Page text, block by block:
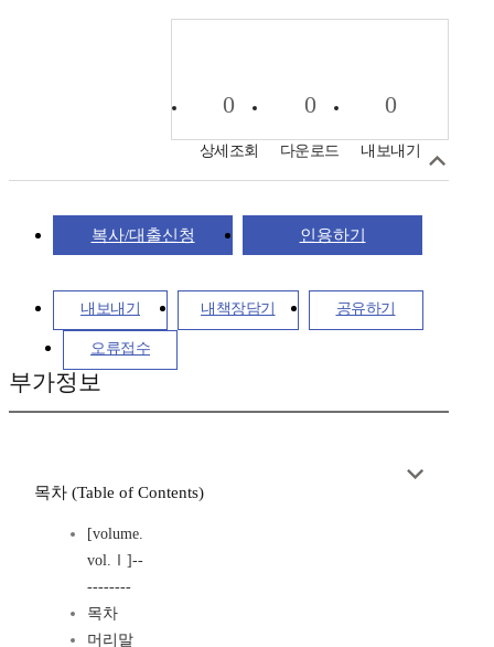
0
상세조회
0
다운로드
0
내보내기
복사/대출신청 인용하기
내보내기 내책장담기 공유하기
오류접수
부가정보
목차 (Table of Contents)
[volume.
vol.Ⅰ]--
--------
목차
머리말